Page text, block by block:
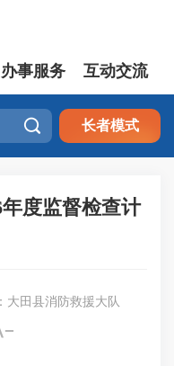
办事服务 互动交流
 长者模式
度监督检查计
大田县消防救援大队